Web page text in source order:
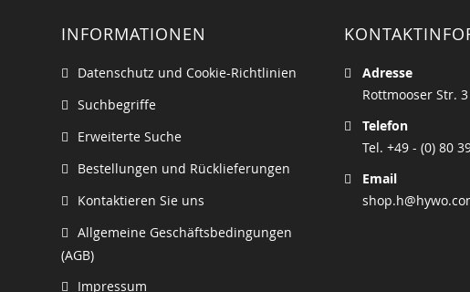
INFORMATIONEN
Datenschutz und Cookie-Richtlinien
Suchbegriffe
Erweiterte Suche
Bestellungen und Rücklieferungen
Kontaktieren Sie uns
Allgemeine Geschäftsbedingungen
(AGB)
Impressum
Adresse
Rottmooser Str.
Telefon
Tel. +49 - (0) 80
Email